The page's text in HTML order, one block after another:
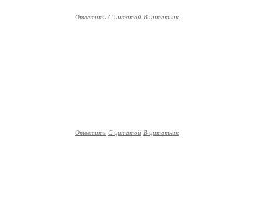
Ответить С цитатой В цитатник
Ответить С цитатой В цитатник